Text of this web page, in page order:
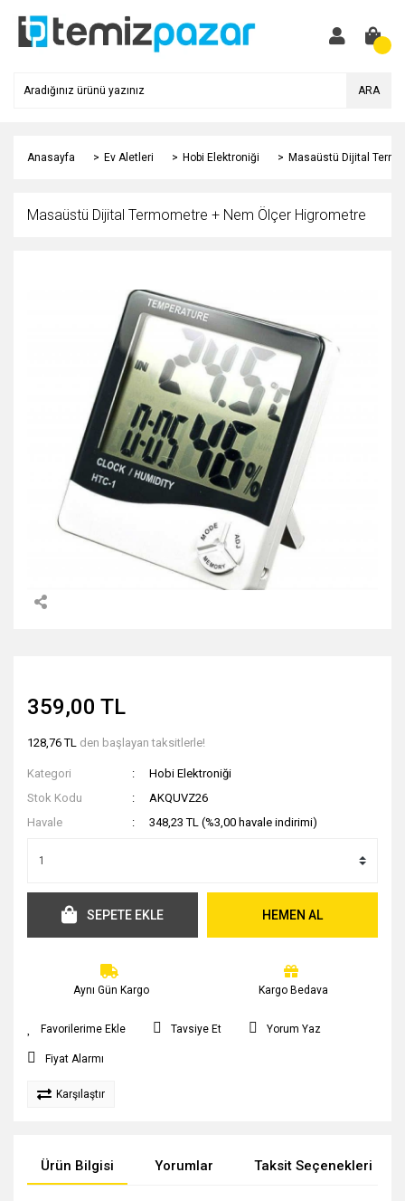
ARA
Anasayfa Ev Aletleri Hobi Elektroniği Masaüstü Dijital
Masaüstü Dijital Termometre + Nem Ölçer Higrometre
359,00 TL
128,76 TL den başlayan taksitlerle!
Kategori
Hobi Elektroniği
Stok Kodu
AKQUVZ26
Havale
348,23 TL (%3,00 havale indirimi)
SEPETE EKLE HEMEN AL
Aynı Gün Kargo Kargo Bedava
Tavsiye Et Yorum Yaz
Fiyat Alarmı
Karşılaştır
Ürün Bilgisi Yorumlar Taksit Seçenekleri